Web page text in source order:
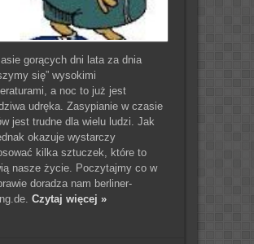
gorących dni lata za dnia
się” wysokimi
a noc to już jest
udręka. Zasypianie w czasie
jest trudne dla wielu ludzi. Jak
okazuje wystarczy
kilka sztuczek, które to
nasze życie. Poczytajmy co w
doradza nam berliner-
Czytaj więcej »